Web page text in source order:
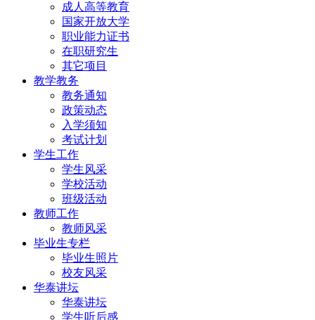
成人高等教育
国家开放大学
职业能力证书
在职研究生
其它项目
教学教务
教务通知
政策动态
入学须知
考试计划
学生工作
学生风采
学校活动
班级活动
教师工作
教师风采
毕业生专栏
毕业生照片
校友风采
华泰讲坛
华泰讲坛
学生听后感